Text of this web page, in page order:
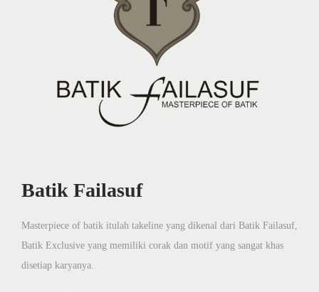
Batik Failasuf
Masterpiece of batik itulah takeline yang dikenal dari Batik Failasuf,
Batik Exclusive yang memiliki corak dan motif yang sangat khas
disetiap karyanya.